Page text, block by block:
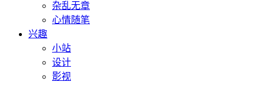
杂乱无章
心情随笔
兴趣
小站
设计
影视